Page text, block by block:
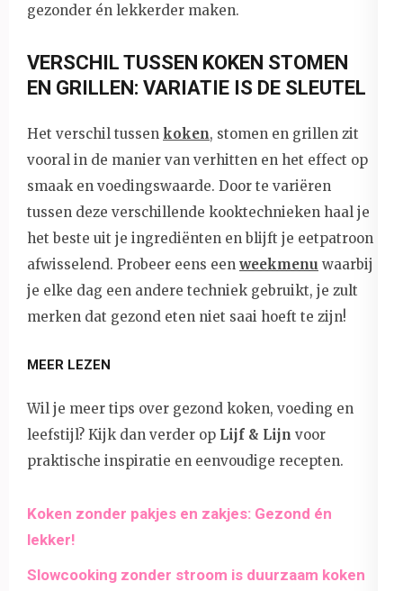
gezonder én lekkerder maken.
VERSCHIL TUSSEN KOKEN STOMEN
EN GRILLEN: VARIATIE IS DE SLEUTEL
Het verschil tussen koken, stomen en grillen zit
vooral in de manier van verhitten en het effect op
smaak en voedingswaarde. Door te variëren
tussen deze verschillende kooktechnieken haal je
het beste uit je ingrediënten en blijft je eetpatroon
afwisselend. Probeer eens een weekmenu waarbij
je elke dag een andere techniek gebruikt, je zult
merken dat gezond eten niet saai hoeft te zijn!
MEER LEZEN
Wil je meer tips over gezond koken, voeding en
leefstijl? Kijk dan verder op Lijf & Lijn voor
praktische inspiratie en eenvoudige recepten.
Koken zonder pakjes en zakjes: Gezond én
lekker!
Slowcooking zonder stroom is duurzaam koken